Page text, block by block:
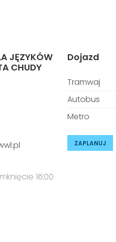
JĘZYKÓW
CHUDY
16:00
Dojazd
Tramwaj
Autobus
Metro
ZAPLANUJ